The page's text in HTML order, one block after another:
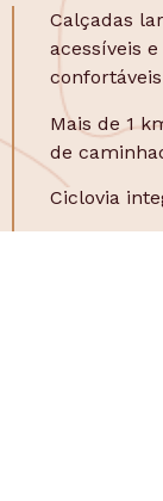
Calçadas
acessíveis e
confortáveis
Mais de 1
de
Ciclovia